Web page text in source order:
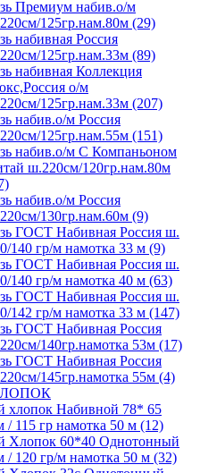
Премиум набив.о/м
125гр.нам.80м (29)
набивная Россия
125гр.нам.33м (89)
набивная Коллекция
о/м
125гр.нам.33м (207)
набив.о/м Россия
125гр.нам.55м (151)
набив.о/м С Компаньоном
ш.220см/120гр.нам.80м
набив.о/м Россия
130гр.нам.60м (9)
ГОСТ Набивная Россия ш.
140 гр/м намотка 33 м (9)
ГОСТ Набивная Россия ш.
140 гр/м намотка 40 м (63)
ГОСТ Набивная Россия ш.
142 гр/м намотка 33 м (147)
ГОСТ Набивная Россия
140гр.намотка 53м (17)
ГОСТ Набивная Россия
145гр.намотка 55м (4)
хлопок Набивной 78* 65
/ 115 гр намотка 50 м (12)
Хлопок 60*40 Однотонный
/ 120 гр/м намотка 50 м (32)